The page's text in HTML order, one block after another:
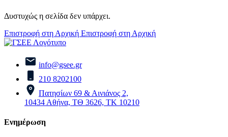
Δυστυχώς η σελίδα δεν υπάρχει.
Επιστροφή στη Αρχική Επιστροφή στη Αρχική
info@gsee.gr
210 8202100
Πατησίων 69 & Αινιάνος 2,
10434 Αθήνα, ΤΘ 3626, ΤΚ 10210
Ενημέρωση